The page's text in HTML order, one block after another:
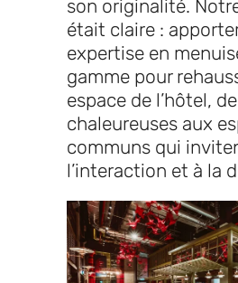
son originalité.
était claire :
expertise en
gamme pour
espace de l’hôtel,
chaleureuses aux
communs qui
l’interaction et à la